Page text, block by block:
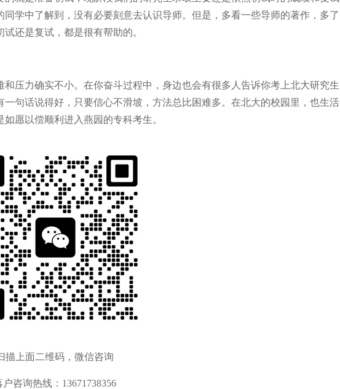
学中了解到，没有必要刻意去认识导师。但是，多看一些导师的著作，多了
还是复试，都是很有帮助的。
压力确实不小。在你奋斗过程中，身边也会有很多人告诉你考上北大研究生
句话说得好，只要信心不滑坡，方法总比困难多。在北大的校园里，也生活
愿以偿顺利进入燕园的专科考生。
描上面二维码，微信咨询
户咨询热线：13671738356